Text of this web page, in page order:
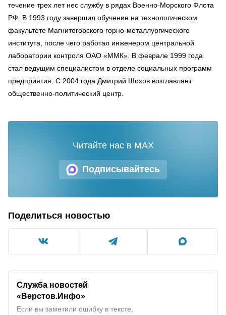
течение трех лет нес службу в рядах Военно-Морского Флота
РФ. В 1993 году завершил обучение на технологическом
факультете Магнитогорского горно-металлургического
института, после чего работал инженером центральной
лаборатории контроля ОАО «ММК». В феврале 1999 года
стал ведущим специалистом в отделе социальных программ
предприятия. С 2004 года Дмитрий Шохов возглавляет
общественно-политический центр.
Подписывайтесь
Читайте нас в MAX
Поделиться новостью
Служба новостей
«Верстов.Инфо»
Если вы заметили ошибку в тексте,